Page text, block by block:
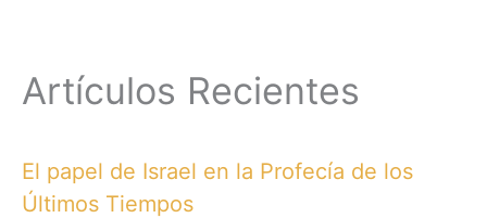
Artículos Recientes
El papel de Israel en la Profecía de los
Últimos Tiempos